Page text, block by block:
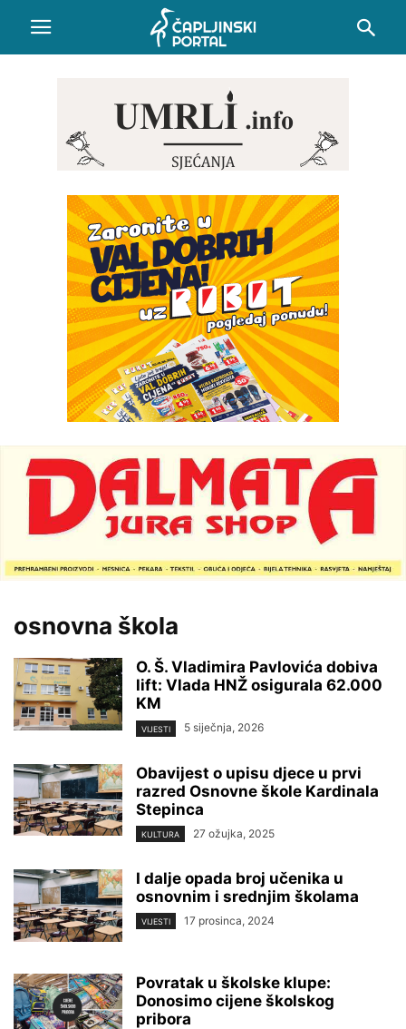
osnovna škola
O. Š. Vladimira Pavlovića dobiva
lift: Vlada HNŽ osigurala 62.000
KM
VIJESTI 5 siječnja, 2026
Obavijest o upisu djece u prvi
razred Osnovne škole Kardinala
Stepinca
KULTURA 27 ožujka, 2025
I dalje opada broj učenika u
osnovnim i srednjim školama
VIJESTI 17 prosinca, 2024
Povratak u školske klupe:
Donosimo cijene školskog
pribora